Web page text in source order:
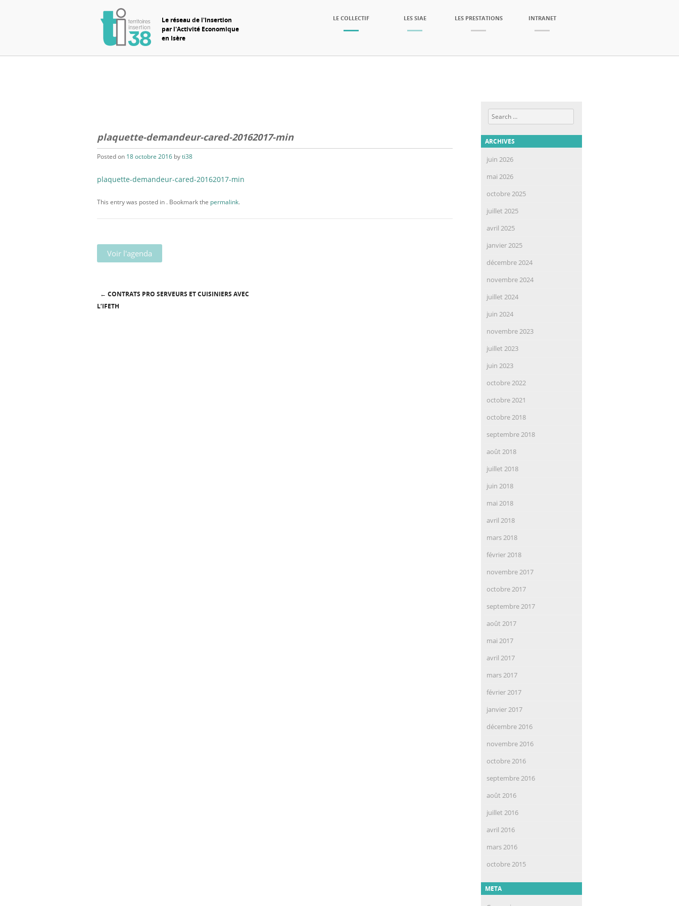
Le réseau de l'Insertion
par l'Activité Economique
en Isère
LE COLLECTIF LES SIAE LES PRESTATIONS INTRANET
plaquette-demandeur-cared-20162017-min
Posted on 18 octobre 2016 byti38
plaquette-demandeur-cared-20162017-min
This entry was posted in . Bookmark the permalink.
Voir l'agenda
Post navigation
← CONTRATS PRO SERVEURS ET CUISINIERS AVEC
L’IFETH
Search
ARCHIVES
juin 2026
mai 2026
octobre 2025
juillet 2025
avril 2025
janvier 2025
décembre 2024
novembre 2024
juillet 2024
juin 2024
novembre 2023
juillet 2023
juin 2023
octobre 2022
octobre 2021
octobre 2018
septembre 2018
août 2018
juillet 2018
juin 2018
mai 2018
avril 2018
mars 2018
février 2018
novembre 2017
octobre 2017
septembre 2017
août 2017
mai 2017
avril 2017
mars 2017
février 2017
janvier 2017
décembre 2016
novembre 2016
octobre 2016
septembre 2016
août 2016
juillet 2016
avril 2016
mars 2016
octobre 2015
META